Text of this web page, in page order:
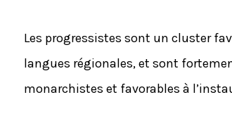
Les progressistes sont un cluster
langues régionales, et sont
monarchistes et favorables à